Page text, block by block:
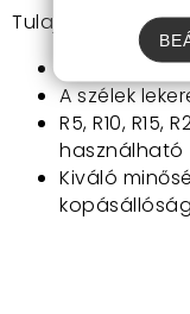
Tulajdonságok:
Fához
A szélek
R5, R10, R15,
használható
Kiváló